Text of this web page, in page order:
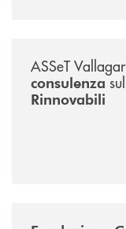
ASSeT
consulenza
Rinnovabili